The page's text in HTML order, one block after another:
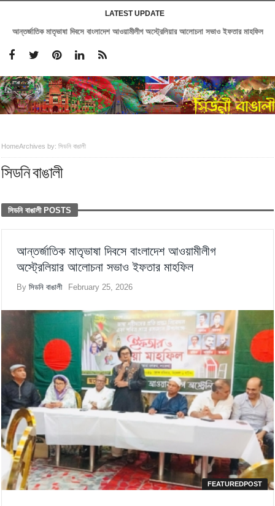
LATEST UPDATE
সিডনিতে একুশে একাডেমীর আয়োজনে ২৭তম বইমেলা অনুষ্ঠিত
HomeArchives by: সিডনি বাঙালী
সিডনি বাঙালী
সিডনি বাঙালী POSTS
আন্তর্জাতিক মাতৃভাষা দিবসে বাংলাদেশ আওয়ামীলীগ
অস্ট্রেলিয়ার আলোচনা সভাও ইফতার মাহফিল
Byসিডনি বাঙালী February 25, 2026
FEATUREDPOST